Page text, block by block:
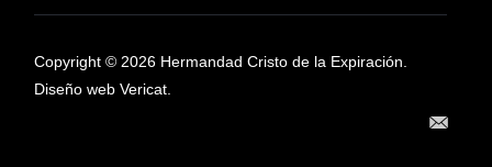
Copyright © 2026 Hermandad Cristo de la Expiración.
Diseño web Vericat.